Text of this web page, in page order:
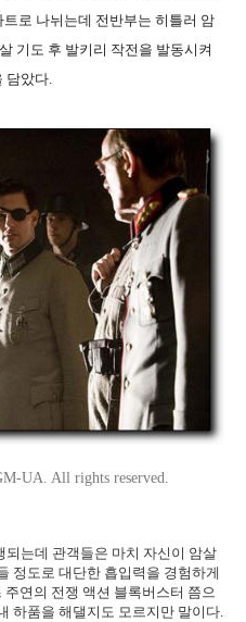
로 나뉘는데 전반부는 히틀러 암
기도 후 발키리 작전을 발동시켜
담았다.
UA. All rights reserved.
는데 관객들은 마치 자신이 암살
정도로 대단한 흡입력을 경험하게
연의 전쟁 액션 블록버스터 쯤으
하품을 해댈지도 모르지만 말이다.